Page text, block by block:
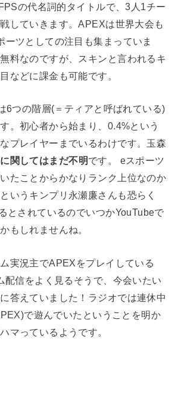
の代名詞的タイトルで、3人1チー
していきます。APEXは世界大会も
ーツとしての注目も集まっていま
料なのですが、スキンと言われるキ
などに課金も可能です。
6つの階層(＝ティアと呼ばれている)
。初心者から始まり、0.4%という
プレイヤーまでいるわけです。玉森
関してはまだ不明です。 eスポーツ
たことからかなりランク上位なのか
いうキンプリ永瀬廉さんも恐らく
とされているのでいつかYouTubeで
もしれませんね。
実況主でAPEXをプレイしている
配信をよく見るそうで、今会いたい
答えていました！ラジオでは連休中
で遊んでいたということを明か
マっているようです。